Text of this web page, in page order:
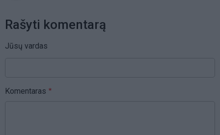
Rašyti komentarą
Jūsų vardas
Komentaras